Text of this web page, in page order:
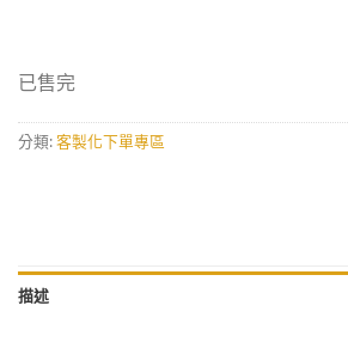
已售完
分類:客製化下單專區
描述